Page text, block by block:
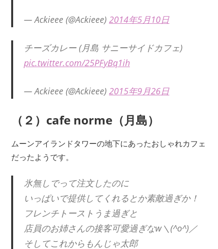
— Ackieee (@Ackieee) 2014年5月10日
チーズカレー (月島 サニーサイドカフェ)
pic.twitter.com/25PFyBq1ih
— Ackieee (@Ackieee) 2015年9月26日
（２）cafe norme（月島）
ムーンアイランドタワーの地下にあったおしゃれカフェ
だったようです。
氷無しでって注文したのに
いっぱいで提供してくれるとか素敵過ぎか！
フレンチトーストうま過ぎと
店員のお姉さんの接客可愛過ぎなw＼(^o^)／
そしてこれからもんじゃ太郎